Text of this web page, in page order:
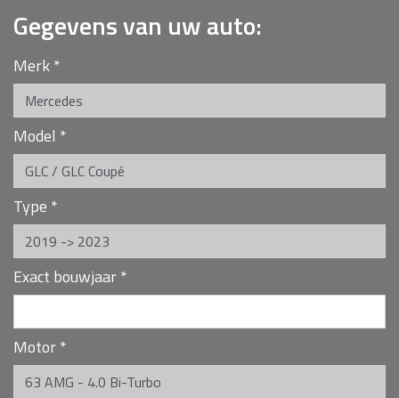
Gegevens van uw auto:
Merk*
Model *
Type *
Exact bouwjaar*
Motor*